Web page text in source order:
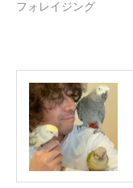
フォレイジング